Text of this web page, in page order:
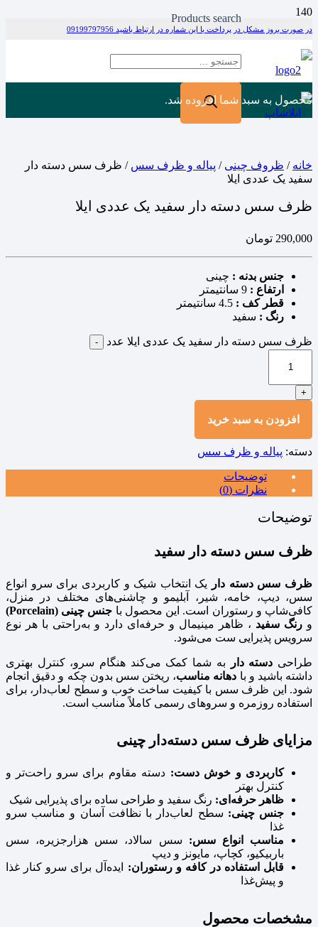
در صورت بروز مشکل در پرداخت با این شماره در ارتباط باشید 09199797956
Products search
محصول به سبد شما افزوده شد.
خانه / ظروف چینی / پیاله و ظرف سس / ظرف سس دسته دار
سفید یک عددی ایلا
ظرف سس دسته دار سفید یک عددی ایلا
290,000 تومان
جنس بدنه : چینی
ارتفاع :
قطر کف :
رنگ : سفید
ظرف سس دسته دار سفید یک عددی ایلا عدد -
+
افزودن به سبد خرید
دسته: پیاله و ظرف سس
توضیحات
نظرات (0)
توضیحات
ظرف سس دسته‌ دار سفید
ظرف سس دسته‌ دار یک انتخاب شیک و کاربردی برای سرو انواع
سس، دیپ، خامه، شیر، آبلیمو و چاشنی‌های مختلف در منزل،
کافی‌شاپ و رستوران است. این محصول با جنس چینی (Porcelain)
و رنگ سفید ، ظاهر مینیمال و حرفه‌ای دارد و به‌راحتی با هر نوع
سرویس پذیرایی ست می‌شود.
طراحی دسته‌ دار
به شما کمک می‌کند هنگام سرو، کنترل بهتری
داشته باشید و با دهانه مناسب، ریختن سس بدون چکه و دقیق انجام
شود. این ظرف سس با کیفیت ساخت خوب و سطح لعاب‌دار، برای
استفاده روزمره و سروهای رسمی کاملاً مناسب است.
مزایای ظرف سس دسته‌دار چینی
کاربردی و خوش‌ دست: دسته مقاوم برای سرو راحت‌تر و
کنترل بهتر
ظاهر حرفه‌ای: رنگ سفید و طراحی ساده برای پذیرایی شیک
جنس چینی: سطح لعاب‌دار با نظافت آسان و مناسب سرو
غذا
مناسب انواع سس: سس سالاد، سس هزارجزیره، سس
باربیکیو، کچاپ، مایونز و دیپ
قابل استفاده در کافه و رستوران: ایده‌آل برای سرو کنار غذا
و پیش‌غذا
مشخصات محصول